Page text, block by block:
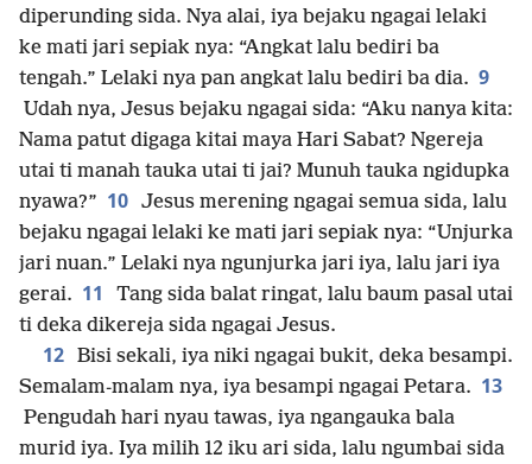
diperunding sida. Nya alai, iya bejaku ngagai lelaki
ke mati jari sepiak nya: “Angkat lalu bediri ba
tengah.” Lelaki nya pan angkat lalu bediri ba dia. 9
Udah nya, Jesus bejaku ngagai sida: “Aku nanya kita:
Nama patut digaga kitai maya Hari Sabat? Ngereja
utai ti manah tauka utai ti jai? Munuh tauka ngidupka
nyawa?” 10 Jesus merening ngagai semua sida, lalu
bejaku ngagai lelaki ke mati jari sepiak nya: “Unjurka
jari nuan.” Lelaki nya ngunjurka jari iya, lalu jari iya
gerai. 11
Tang sida balat ringat, lalu baum pasal utai
ti deka dikereja sida ngagai Jesus.
12 Bisi sekali, iya niki ngagai bukit, deka besampi.
Semalam-malam nya, iya besampi ngagai Petara. 13
Pengudah hari nyau tawas, iya ngangauka bala
murid iya. Iya milih 12 iku ari sida, lalu ngumbai sida